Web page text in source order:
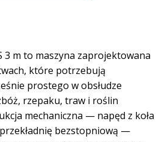
3 m to maszyna zaprojektowana
które potrzebują
prostego w obsłudze
rzepaku, traw i roślin
mechaniczna — napęd z koła
bezstopniową —